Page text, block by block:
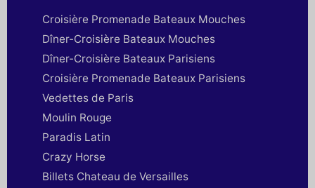
Croisière Promenade Bateaux Mouches
Dîner-Croisière Bateaux Mouches
Dîner-Croisière Bateaux Parisiens
Croisière Promenade Bateaux Parisiens
Vedettes de Paris
Moulin Rouge
Paradis Latin
Crazy Horse
Billets Chateau de Versailles